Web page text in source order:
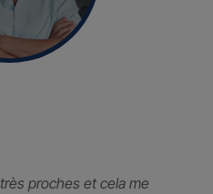
proches et cela me